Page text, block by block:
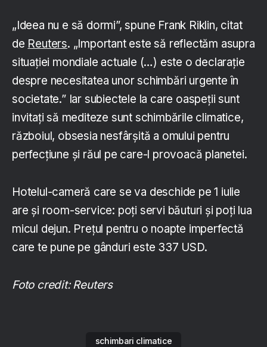
„Ideea nu e să dormi”, spune Frank Riklin, citat
de Reuters. „Important este să reflectăm asupra
situației mondiale actuale (…) este o declarație
despre necesitatea unor schimbări urgente în
societate.” Iar subiectele la care oaspeții sunt
invitați să mediteze sunt schimbările climatice,
războiul, obsesia nesfârșită a omului pentru
perfecțiune și răul pe care-l provoacă planetei.
Hotelul-cameră care se va deschide pe 1 iulie
are și room-service: poți servi băuturi și poți lua
micul dejun. Prețul pentru o noapte imperfectă
care te pune pe gânduri este 337 USD.
Foto credit: Reuters
schimbari climatice